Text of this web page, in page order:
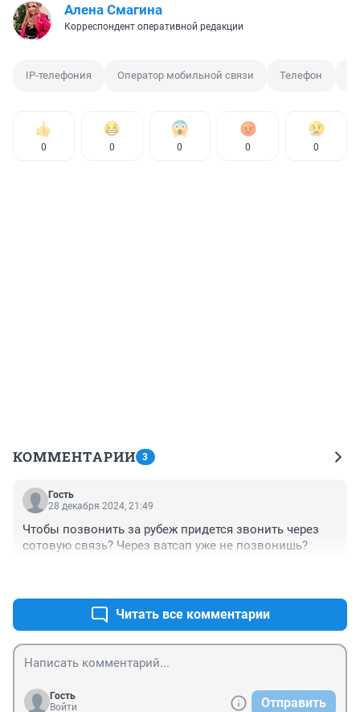
Алена Смагина
Корреспондент оперативной редакции
IP-телефония Оператор мобильной связи Телефон
0 0 0 0 0
КОММЕНТАРИИ 3
Гость
28 декабря 2024, 21:49
Чтобы позвонить за рубеж придется звонить через
сотовую связь? Через ватсап уже не позвонишь?
Читать все комментарии
Гость
Войти
Отправить